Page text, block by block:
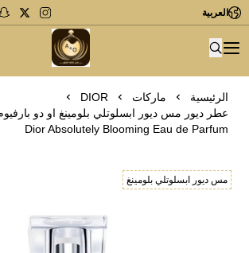
العربية
متجر
الرئيسية ماركات
DIOR
Dior Absolutely Blooming Eau de Parfum
مس ديور ابسلوتلي بلومينغ